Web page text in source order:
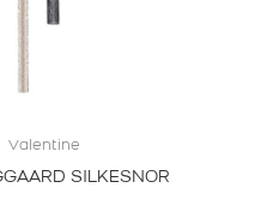
Valentine
SILKESNOR